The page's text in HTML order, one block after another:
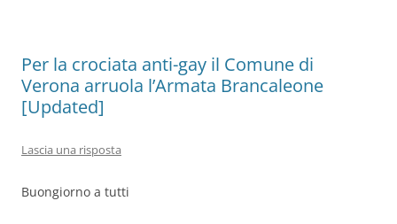
Per la crociata anti-gay il Comune di
Verona arruola l’Armata Brancaleone
[Updated]
Lascia una risposta
Buongiorno a tutti